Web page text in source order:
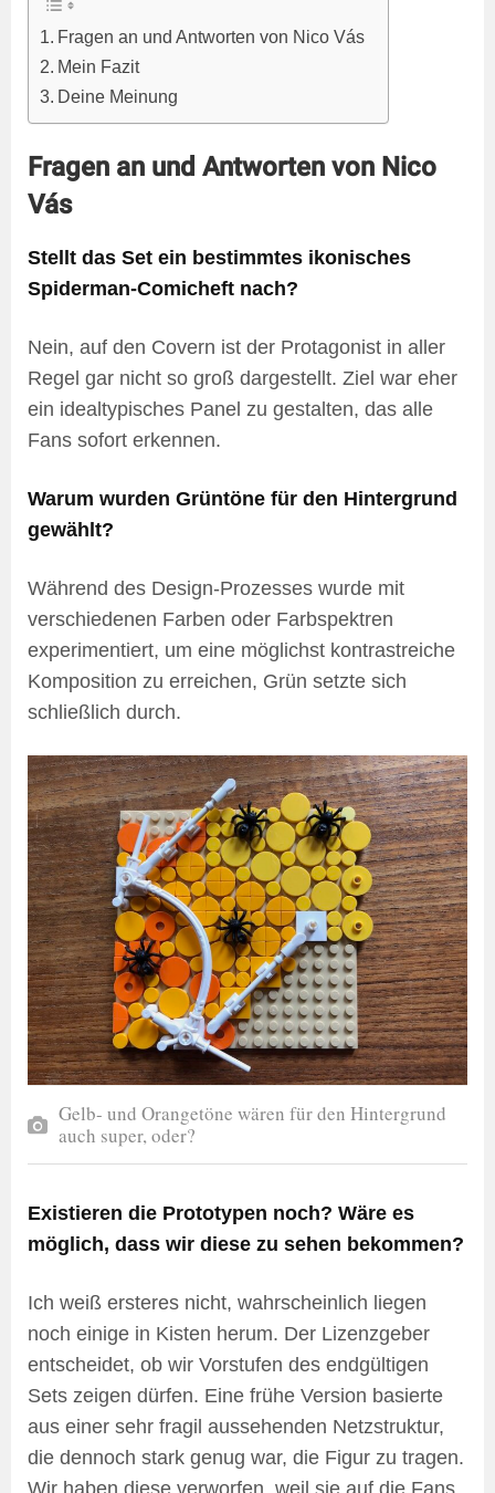
Fragen an und Antworten von Nico Vás
Mein Fazit
Deine Meinung
Fragen an und Antworten von Nico
Vás
Stellt das Set ein bestimmtes ikonisches
Spiderman-Comicheft nach?
Nein, auf den Covern ist der Protagonist in aller
Regel gar nicht so groß dargestellt. Ziel war eher
ein idealtypisches Panel zu gestalten, das alle
Fans sofort erkennen.
Warum wurden Grüntöne für den Hintergrund
gewählt?
Während des Design-Prozesses wurde mit
verschiedenen Farben oder Farbspektren
experimentiert, um eine möglichst kontrastreiche
Komposition zu erreichen, Grün setzte sich
schließlich durch.
Gelb- und Orangetöne wären für den Hintergrund
auch super, oder?
Existieren die Prototypen noch? Wäre es
möglich, dass wir diese zu sehen bekommen?
Ich weiß ersteres nicht, wahrscheinlich liegen
noch einige in Kisten herum. Der Lizenzgeber
entscheidet, ob wir Vorstufen des endgültigen
Sets zeigen dürfen. Eine frühe Version basierte
aus einer sehr fragil aussehenden Netzstruktur,
die dennoch stark genug war, die Figur zu tragen.